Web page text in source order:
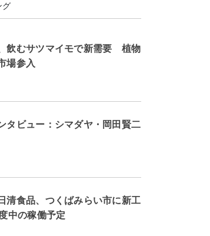
グ
飲むサツマイモで新需要 植物
場参入
タビュー：シマダヤ・岡田賢二
清食品、つくばみらい市に新工
中の稼働予定